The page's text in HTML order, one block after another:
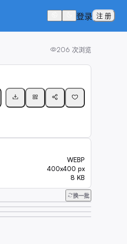
登录 注 册
206 次浏览
WEBP
400x400 px
8 KB
换一批